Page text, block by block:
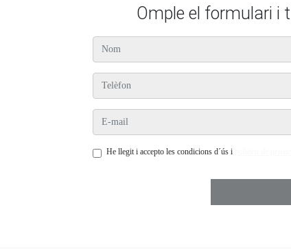
Omple el formulari i
nom
telèfon
e-mail
He llegit i accepto les condicions d´ús i